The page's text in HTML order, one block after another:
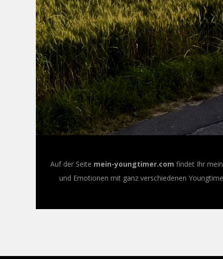
Auf der Seite mein-youngtimer.com findet Ihr
und Emotionen mit ganz verschiedenen